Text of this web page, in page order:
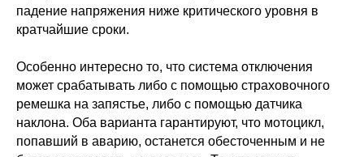
падение напряжения ниже критического уровня в
кратчайшие сроки.
Особенно интересно то, что система отключения
может срабатывать либо с помощью страховочного
ремешка на запястье, либо с помощью датчика
наклона. Оба варианта гарантируют, что мотоцикл,
попавший в аварию, останется обесточенным и не